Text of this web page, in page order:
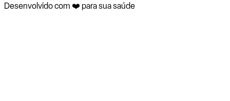
Desenvolvido com ❤️ para sua saúde